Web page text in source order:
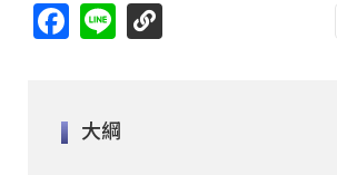
Facebook
Line
大綱